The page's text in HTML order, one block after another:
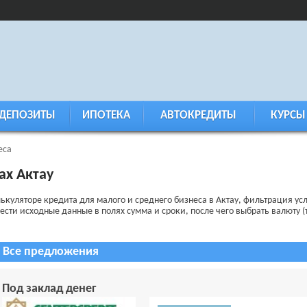
ИПОТЕКА АВТОКРЕДИТЫ
Актау
кредита для малого и среднего бизнеса в Актау, фильтрация
исходные данные в полях сумма и сроки, после чего выбрать валюту
Все предложения
Под заклад денег